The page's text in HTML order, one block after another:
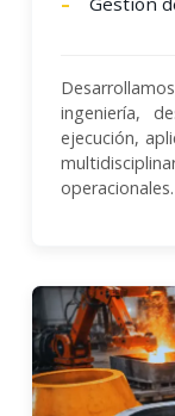
ingeniería,
ejecución,
operacionales.